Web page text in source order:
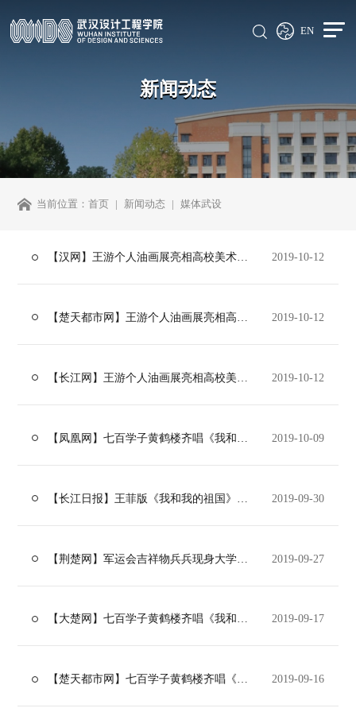
EN
新闻动态
当前位置：首页 新闻动态 媒体武设
【汉网】王游个人油画展亮相高校美术馆 大画幅、深色调画风引爆观众眼球 2019-10-12
2019-10-12
2019-10-12
2019-10-09
2019-09-30
【荆楚网】军运会吉祥物兵兵现身大学校园 和新生们一起站军姿玩快闪 2019-09-27
【大楚网】七百学子黄鹤楼齐唱《我和我的祖国》 2019-09-17
【楚天都市网】七百学子黄鹤楼齐唱《我和我的祖国》 2019-09-16